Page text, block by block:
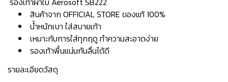
สินค้าจาก OFFICIAL STORE ของแท้ 100%
น้ำหนักเบา ใส่สบายเท้า
เหมาะกับการใส่ทุกฤดู ทำความสะอาดง่าย
รองเท้าพื้นแน่นกันลื่นได้ดี
รายละเอียดวัสดุ